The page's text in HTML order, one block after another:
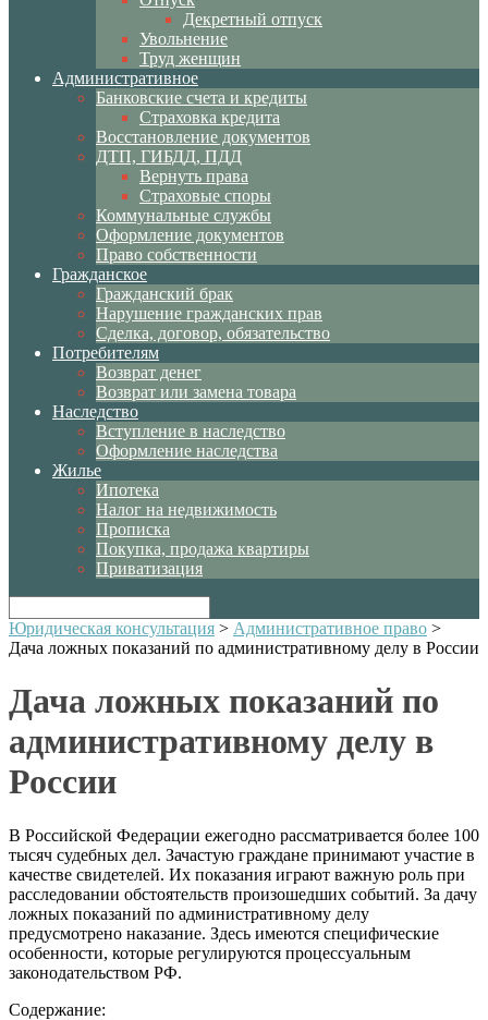
Декретный отпуск
Увольнение
Труд женщин
Административное
Банковские счета и кредиты
Страховка кредита
Восстановление документов
ДТП, ГИБДД, ПДД
Вернуть права
Страховые споры
Коммунальные службы
Оформление документов
Право собственности
Гражданское
Гражданский брак
Нарушение гражданских прав
Сделка, договор, обязательство
Потребителям
Возврат денег
Возврат или замена товара
Наследство
Вступление в наследство
Оформление наследства
Жилье
Ипотека
Налог на недвижимость
Прописка
Покупка, продажа квартиры
Приватизация
Юридическая консультация > Административное право >
Дача ложных показаний по административному делу в России
Дача ложных показаний по
административному делу в
России
В Российской Федерации ежегодно рассматривается более 100
тысяч судебных дел. Зачастую граждане принимают участие в
качестве свидетелей. Их показания играют важную роль при
расследовании обстоятельств произошедших событий. За дачу
ложных показаний по административному делу
предусмотрено наказание. Здесь имеются специфические
особенности, которые регулируются процессуальным
законодательством РФ.
Содержание: